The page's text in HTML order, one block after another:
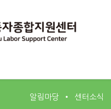
알림마당 센터소식